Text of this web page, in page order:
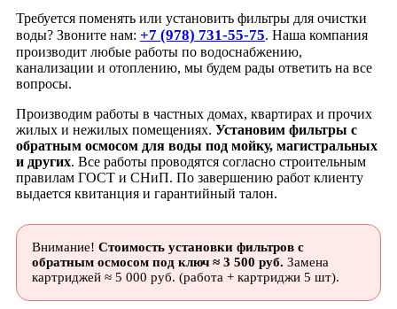
Требуется поменять или установить фильтры для очистки
воды? Звоните нам: +7 (978) 731-55-75. Наша компания
производит любые работы по водоснабжению,
канализации и отоплению, мы будем рады ответить на все
вопросы.
Производим работы в частных домах, квартирах и прочих
жилых и нежилых помещениях. Установим фильтры с
обратным осмосом для воды под мойку, магистральных
и других. Все работы проводятся согласно строительным
правилам ГОСТ и СНиП. По завершению работ клиенту
выдается квитанция и гарантийный талон.
Внимание! Стоимость установки фильтров с
обратным осмосом под ключ ≈ 3 500 руб. Замена
картриджей ≈ 5 000 руб. (работа + картриджи 5 шт).